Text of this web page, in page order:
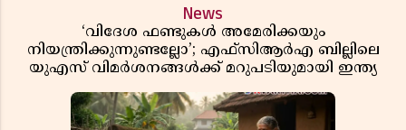
News
‘വിദേശ ഫണ്ടുകൾ അമേരിക്കയും
നിയന്ത്രിക്കുന്നുണ്ടല്ലോ’; എഫ്സിആർഎ ബില്ലിലെ
യുഎസ് വിമർശനങ്ങൾക്ക് മറുപടിയുമായി ഇന്ത്യ